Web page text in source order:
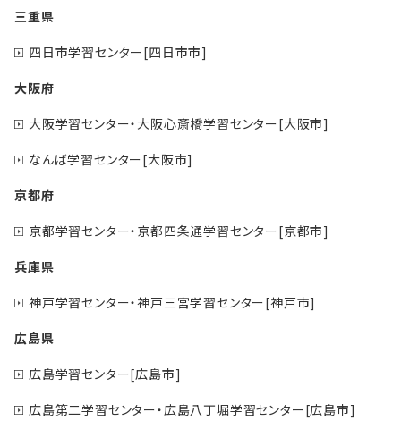
三重県
四日市学習センター[四日市市]
大阪府
大阪学習センター・大阪心斎橋学習センター[大阪市]
なんば学習センター[大阪市]
京都府
京都学習センター・京都四条通学習センター[京都市]
兵庫県
神戸学習センター・神戸三宮学習センター[神戸市]
広島県
広島学習センター[広島市]
広島第二学習センター・広島八丁堀学習センター[広島市]